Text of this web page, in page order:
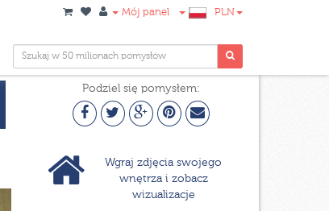
Mój panel PLN
Podziel się pomysłem:
Wgraj zdjęcia swojego
wnętrza i zobacz
wizualizacje